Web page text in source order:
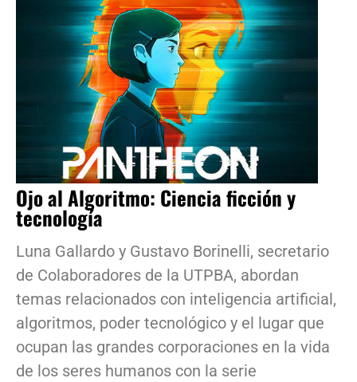
Ojo al Algoritmo: Ciencia ficción y
tecnología
Luna Gallardo y Gustavo Borinelli, secretario
de Colaboradores de la UTPBA, abordan
temas relacionados con inteligencia artificial,
algoritmos, poder tecnológico y el lugar que
ocupan las grandes corporaciones en la vida
de los seres humanos con la serie